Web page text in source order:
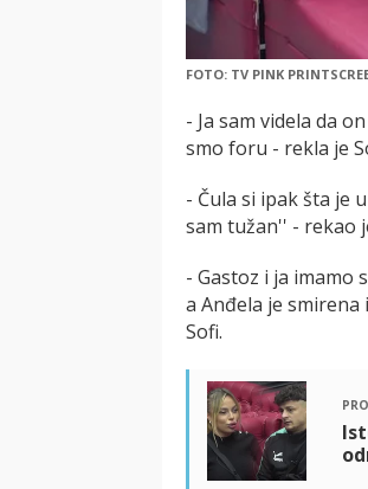
FOTO: TV PINK
- Ja sam videla da
smo foru - rekla je
- Čula si ipak šta je
sam tužan'' - rekao
- Gastoz i ja imamo
a Anđela je
Sofi.